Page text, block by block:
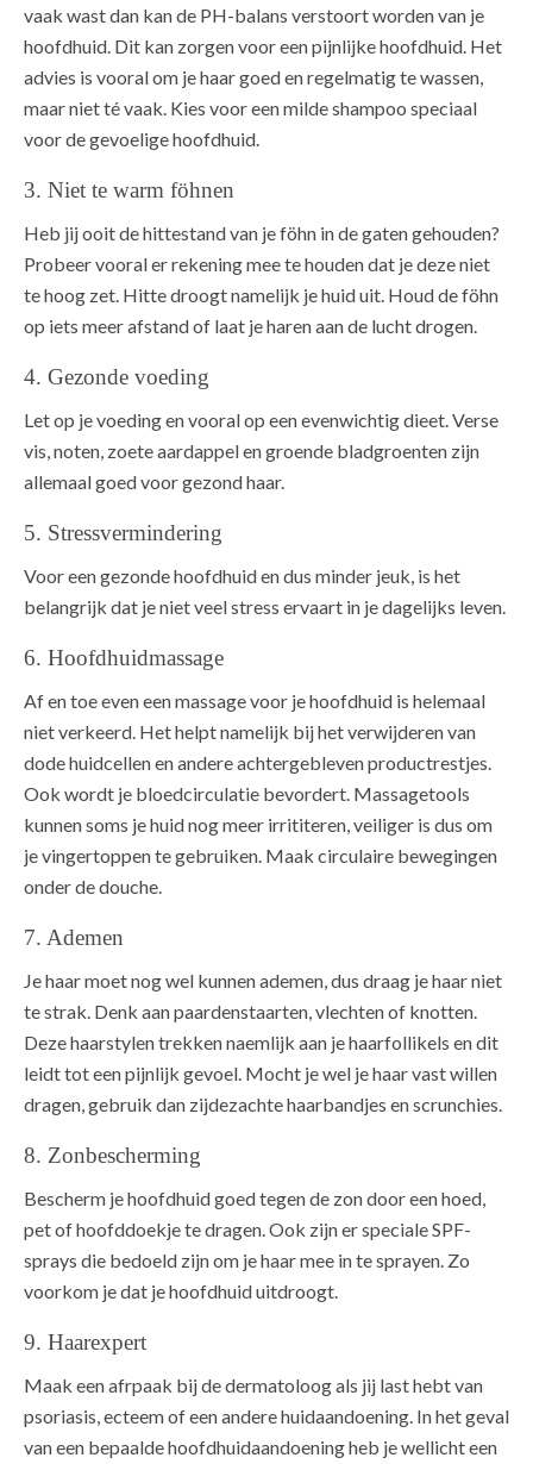
vaak wast dan kan de PH-balans verstoort worden van je
hoofdhuid. Dit kan zorgen voor een pijnlijke hoofdhuid. Het
advies is vooral om je haar goed en regelmatig te wassen,
maar niet té vaak. Kies voor een milde shampoo speciaal
voor de gevoelige hoofdhuid.
3. Niet te warm föhnen
Heb jij ooit de hittestand van je föhn in de gaten gehouden?
Probeer vooral er rekening mee te houden dat je deze niet
te hoog zet. Hitte droogt namelijk je huid uit. Houd de föhn
op iets meer afstand of laat je haren aan de lucht drogen.
4. Gezonde voeding
Let op je voeding en vooral op een evenwichtig dieet. Verse
vis, noten, zoete aardappel en groende bladgroenten zijn
allemaal goed voor gezond haar.
5. Stressvermindering
Voor een gezonde hoofdhuid en dus minder jeuk, is het
belangrijk dat je niet veel stress ervaart in je dagelijks leven.
6. Hoofdhuidmassage
Af en toe even een massage voor je hoofdhuid is helemaal
niet verkeerd. Het helpt namelijk bij het verwijderen van
dode huidcellen en andere achtergebleven productrestjes.
Ook wordt je bloedcirculatie bevordert. Massagetools
kunnen soms je huid nog meer irrititeren, veiliger is dus om
je vingertoppen te gebruiken. Maak circulaire bewegingen
onder de douche.
7. Ademen
Je haar moet nog wel kunnen ademen, dus draag je haar niet
te strak. Denk aan paardenstaarten, vlechten of knotten.
Deze haarstylen trekken naemlijk aan je haarfollikels en dit
leidt tot een pijnlijk gevoel. Mocht je wel je haar vast willen
dragen, gebruik dan zijdezachte haarbandjes en scrunchies.
8. Zonbescherming
Bescherm je hoofdhuid goed tegen de zon door een hoed,
pet of hoofddoekje te dragen. Ook zijn er speciale SPF-
sprays die bedoeld zijn om je haar mee in te sprayen. Zo
voorkom je dat je hoofdhuid uitdroogt.
9. Haarexpert
Maak een afrpaak bij de dermatoloog als jij last hebt van
psoriasis, ecteem of een andere huidaandoening. In het geval
van een bepaalde hoofdhuidaandoening heb je wellicht een